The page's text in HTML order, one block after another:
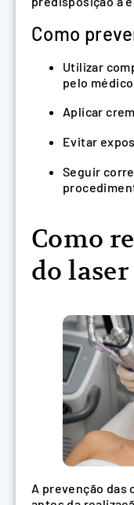
Como
Utilizar
pelo
Aplicar
Evitar
Seguir
Como
do laser
A prevenção das